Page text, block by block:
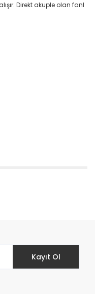
Direkt akuple olan fanl
Kayıt Ol